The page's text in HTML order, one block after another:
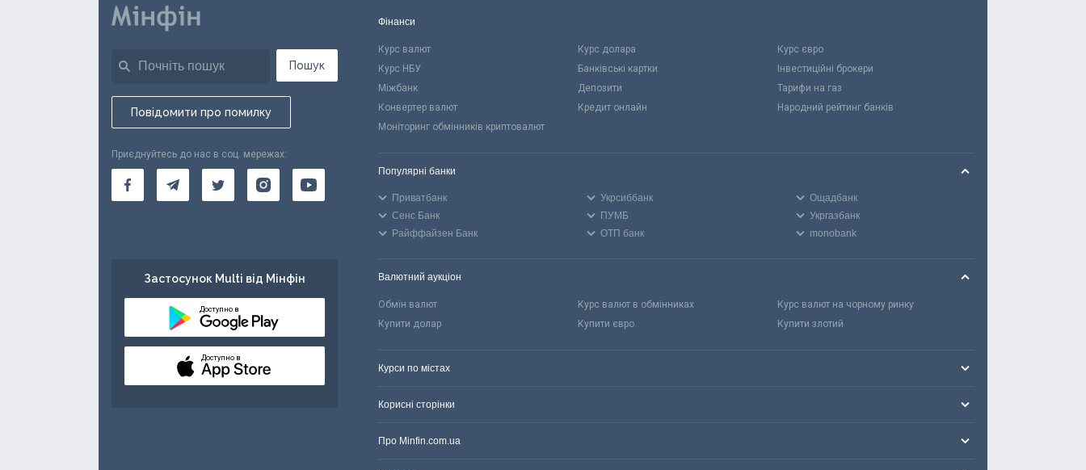
Пошук
Повідомити про помилку
Приєднуйтесь до нас в соц. мережах:
Застосунок Multi від Мінфін
Доступно в
Доступно в
Фінанси
Курс валют Курс долара
Курс євро
Курс НБУ
Банківські картки
Інвестиційні брокери
Міжбанк
Депозити
Тарифи на газ
Конвертер валют
Кредит онлайн
Народний рейтинг банків
Моніторинг обмінників криптовалют
Популярні банки
Приватбанк Укрсиббанк
Ощадбанк
Сенс Банк
ПУМБ
Укргазбанк
Райффайзен Банк
ОТП банк monobank
Валютний аукціон
Обмін валют Курс валют в обмінниках
Курс валют на чорному ринку
Купити долар
Купити євро Купити злотий
Курси по містах
Корисні сторінки
Про Minfin.com.ua